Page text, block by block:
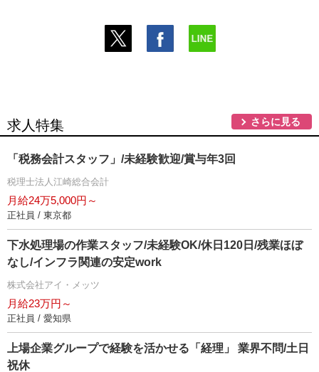
求人特集 さらに見る
「税務会計スタッフ」/未経験歓迎/賞与年3回
税理士法人江崎総合会計
月給24万5,000円～
正社員 / 東京都
下水処理場の作業スタッフ/未経験OK/休日120日/残業ほぼ
なし/インフラ関連の安定work
株式会社アイ・メッツ
月給23万円～
正社員 / 愛知県
上場企業グループで経験を活かせる「経理」 業界不問/土日
祝休